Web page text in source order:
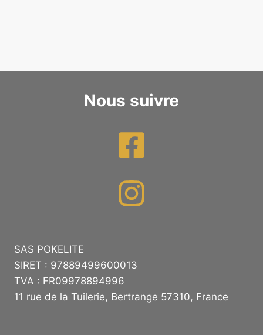
Nous suivre
SAS POKELITE
SIRET : 97889499600013
TVA : FR09978894996
11 rue de la Tuilerie, Bertrange 57310, France